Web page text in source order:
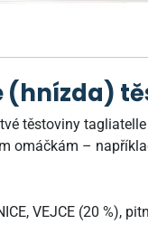
těstoviny
omáčkám –
VEJCE (20 %),